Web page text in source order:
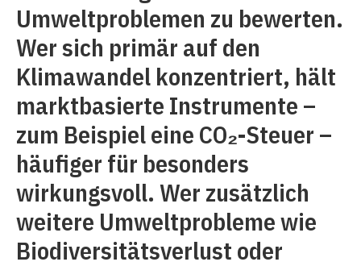
Umweltproblemen zu bewerten.
Wer sich primär auf den
Klimawandel konzentriert, hält
marktbasierte Instrumente –
zum Beispiel eine CO₂-Steuer –
häufiger für besonders
wirkungsvoll. Wer zusätzlich
weitere Umweltprobleme wie
Biodiversitätsverlust oder